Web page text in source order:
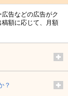
告などの広告がク
稿額に応じて、月額
？